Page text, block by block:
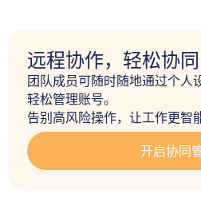
远程协作，轻松协同
团队成员可随时随地通过个人
轻松管理账号。
告别高风险操作，让工作更智
开启协同